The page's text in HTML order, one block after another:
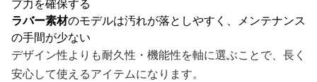
プ力を確保する
ラバー素材のモデルは汚れが落としやすく、メンテナンス
の手間が少ない
デザイン性よりも耐久性・機能性を軸に選ぶことで、長く
安心して使えるアイテムになります。